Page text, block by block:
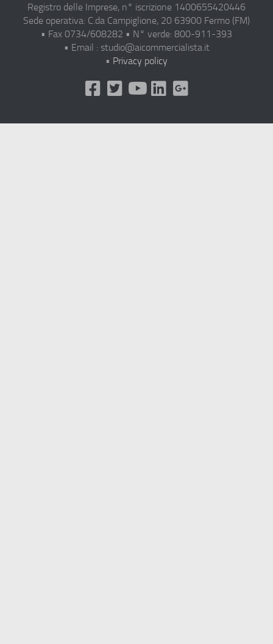
Registro delle Imprese, n° iscrizione 1400655420446
Sede operativa: C.da Campiglione, 20 63900 Fermo (FM)
• Fax 0734/608282 • N° verde: 800-911-393
• Email : studio@aicommercialista.it
• Privacy policy